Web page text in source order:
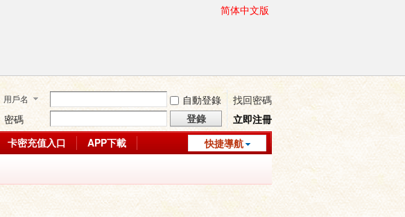
简体中文版
用戶名 自動登錄
找回密碼
密碼
登錄
立即注冊
快捷導航
卡密充值入口
APP下載